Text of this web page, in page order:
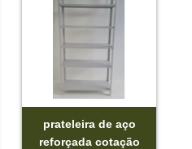
prateleira de aço
reforçada cotação